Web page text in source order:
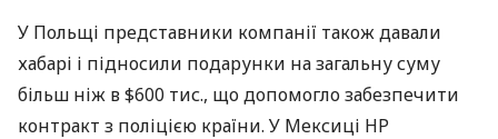
У Польщі представники компанії також давали
хабарі і підносили подарунки на загальну суму
більш ніж в $600 тис., що допомогло забезпечити
контракт з поліцією країни. У Мексиці HP